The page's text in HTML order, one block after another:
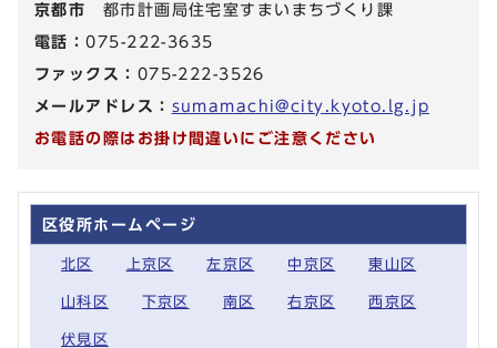
京都市 都市計画局住宅室すまいまちづくり課
電話：075-222-3635
ファックス： 075-222-3526
メールアドレス： sumamachi@city.kyoto.lg.jp
お電話の際はお掛け間違いにご注意ください
区役所ホームページ
北区 上京区 左京区 中京区 東山区
山科区 下京区 南区 右京区 西京区
伏見区